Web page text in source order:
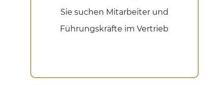
Sie suchen Mitarbeiter und
Führungskräfte im Vertrieb